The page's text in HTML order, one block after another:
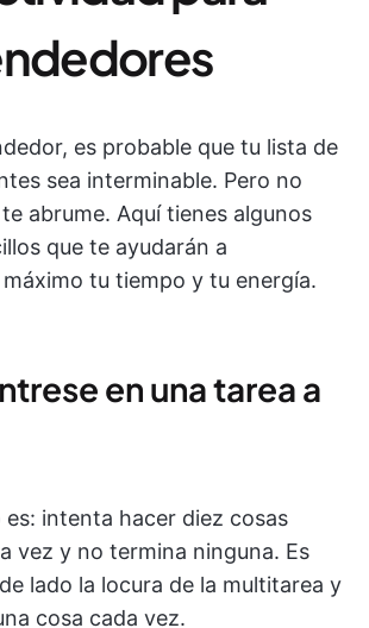
es probable que tu lista de
sea interminable. Pero no
abrume. Aquí tienes algunos
que te ayudarán a
tu tiempo y tu energía.
en una tarea a
es: intenta hacer diez cosas
vez y no termina ninguna. Es
lado la locura de la multitarea y
cosa cada vez.